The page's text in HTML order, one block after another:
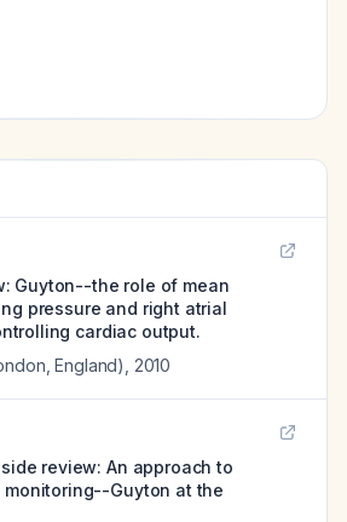
Guyton--the role of mean
pressure and right atrial
cardiac output.
England)
2010
review: An approach to
monitoring--Guyton at the